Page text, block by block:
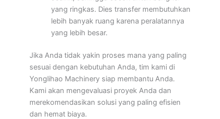
yang ringkas. Dies transfer membutuhkan
lebih banyak ruang karena peralatannya
yang lebih besar.
Jika Anda tidak yakin proses mana yang paling
sesuai dengan kebutuhan Anda, tim kami di
Yonglihao Machinery siap membantu Anda.
Kami akan mengevaluasi proyek Anda dan
merekomendasikan solusi yang paling efisien
dan hemat biaya.